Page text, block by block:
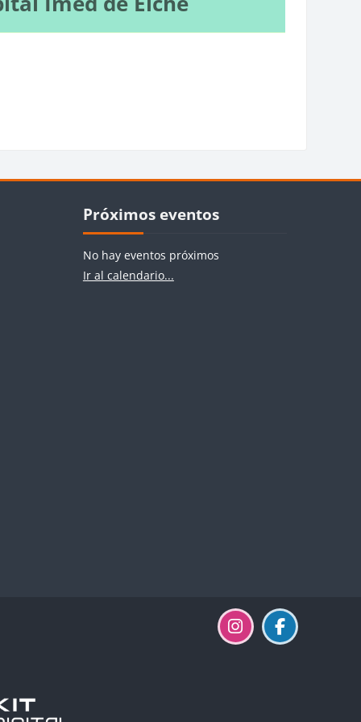
Bloques
Próximos eventos
No hay eventos próximos
Ir al calendario...